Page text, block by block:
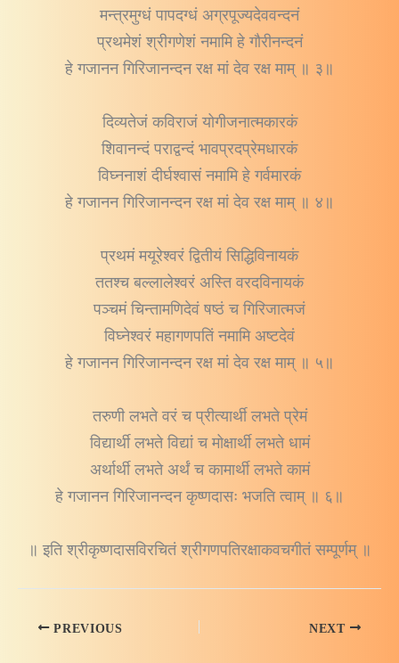
मन्त्रमुग्धं पापदग्धं अग्रपूज्यदेववन्दनं
प्रथमेशं श्रीगणेशं नमामि हे गौरीनन्दनं
हे गजानन गिरिजानन्दन रक्ष मां देव रक्ष माम् ॥ ३॥
दिव्यतेजं कविराजं योगीजनात्मकारकं
शिवानन्दं पराद्वन्दं भावप्रदप्रेमधारकं
विघ्ननाशं दीर्घश्वासं नमामि हे गर्वमारकं
हे गजानन गिरिजानन्दन रक्ष मां देव रक्ष माम् ॥ ४॥
प्रथमं मयूरेश्वरं द्वितीयं सिद्धिविनायकं
ततश्च बल्लालेश्वरं अस्ति वरदविनायकं
पञ्चमं चिन्तामणिदेवं षष्ठं च गिरिजात्मजं
विघ्नेश्वरं महागणपतिं नमामि अष्टदेवं
हे गजानन गिरिजानन्दन रक्ष मां देव रक्ष माम् ॥ ५॥
तरुणी लभते वरं च प्रीत्यार्थी लभते प्रेमं
विद्यार्थी लभते विद्यां च मोक्षार्थी लभते धामं
अर्थार्थी लभते अर्थं च कामार्थी लभते कामं
हे गजानन गिरिजानन्दन कृष्णदासः भजति त्वाम् ॥ ६॥
॥ इति श्रीकृष्णदासविरचितं श्रीगणपतिरक्षाकवचगीतं सम्पूर्णम् ॥
PREVIOUS NEXT